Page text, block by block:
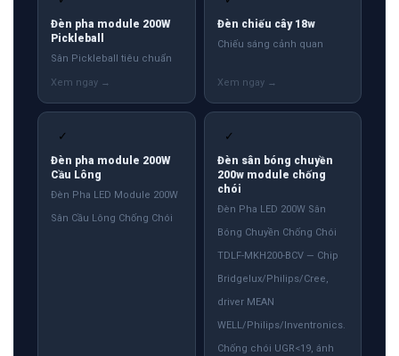
Đèn pha module 200W
Pickleball
Sân Pickleball tiêu chuẩn
Đèn chiếu cây 18w
Chiếu sáng cảnh quan
✓
Đèn pha module 200W
Cầu Lông
Đèn Pha LED Module 200W
Sân Cầu Lông Chống Chói
✓
Đèn sân bóng chuyền
200w module chống
chói
Đèn Pha LED 200W Sân
Bóng Chuyền Chống Chói
TDLF-MKH200-BCV — Chip
Bridgelux/Philips/Cree,
driver MEAN
WELL/Philips/Inventronics.
Chống chói UGR<19, ánh